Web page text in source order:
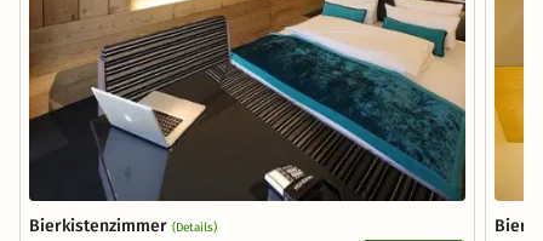
Bierkistenzimmer (Details)